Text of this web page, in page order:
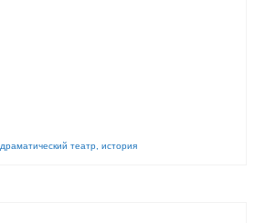
драматический театр история